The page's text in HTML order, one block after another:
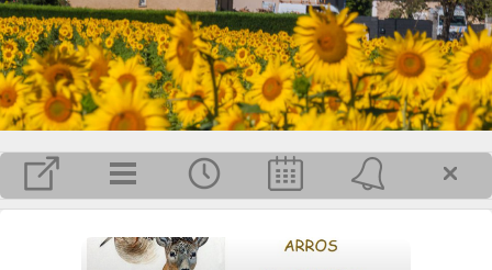
MAIRIE
Du lundi au vendredi de 8h30 à
12h00 et de 13h30 à 17h00